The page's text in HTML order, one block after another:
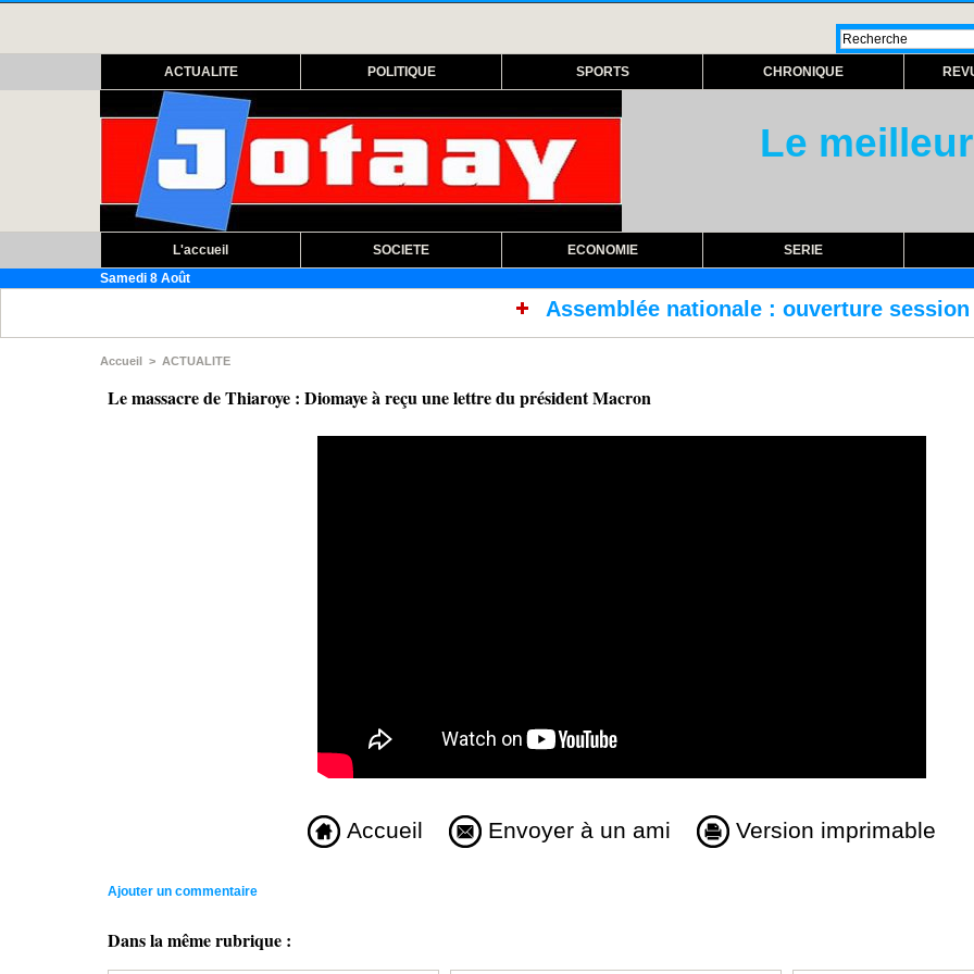
ACTUALITE POLITIQUE SPORTS CHRONIQUE
Le
L'accueil SOCIETE ECONOMIE SERIE
Samedi 8 Août
Assemblée nationale : ouverture session extraordinaire
Accueil > ACTUALITE
Le massacre de Thiaroye : Diomaye à reçu une lettre du président Macron
Accueil Envoyer à un ami Version imprimable
Ajouter un commentaire
Dans la même rubrique :